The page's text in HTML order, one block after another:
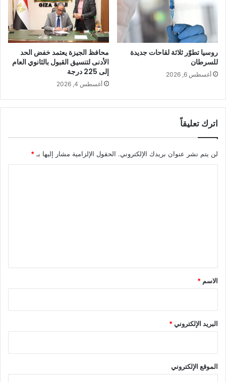
روسيا تطوّر ثلاثة لقاحات جديدة
للسرطان
أغسطس 6, 2026
محافظ الجيزة يعتمد خفض الحد
الأدنى لتنسيق القبول بالثانوي العام
إلى 225 درجة
أغسطس 4, 2026
اترك تعليقاً
لن يتم نشر عنوان بريدك الإلكتروني. الحقول الإلزامية مشار إليها بـ *
*
الاسم *
البريد الإلكتروني*
الموقع الإلكتروني